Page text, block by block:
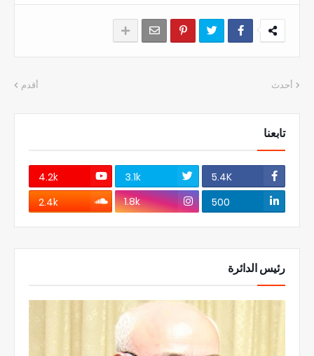
أحدث أقدم
تابعنا
5.4K
3.1k
4.2k
500
1.8k
2.4k
رئيس الدائرة